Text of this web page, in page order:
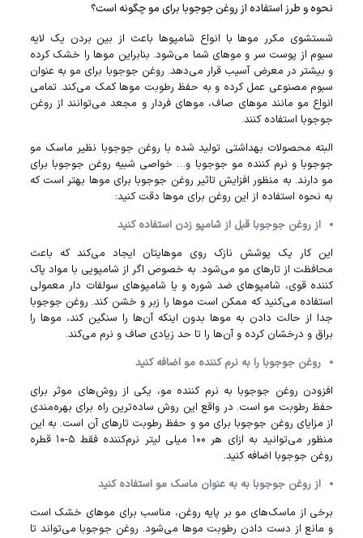
نحوه و طرز استفاده از روغن جوجوبا برای مو‌ چگونه است؟
شستشوی مکرر مو‌ها با انواع شامپو‌ها باعث از بین بردن یک لایه
سبوم از پوست سر و مو‌های شما می‌شود. بنابراین مو‌ها را خشک کرده
و بیشتر در معرض آسیب قرار می‌دهد. روغن جوجوبا برای مو به عنوان
سبوم مصنوعی عمل کرده و به حفظ رطوبت مو‌ها کمک می‌کند. تمامی
انواع مو مانند مو‌های صاف، مو‌های فردار و مجعد می‌توانند از روغن
جوجوبا استفاده کنند.
البته محصولات بهداشتی تولید شده با روغن جوجوبا نظیر ماسک مو
جوجوبا و نرم‌ کننده مو جوجوبا و… خواصی شبیه روغن جوجوبا برای
مو دارند. به منظور افزایش تاثیر روغن جوجوبا برای مو‌ها بهتر است که
به نحوه استفاده از این روغن برای مو‌ها دقت کنید:
از روغن جوجوبا قبل از شامپو زدن استفاده کنید
این کار یک پوشش نازک روی مو‌هایتان ایجاد می‌کند که باعث
محافظت از تار‌های مو می‌شود. به خصوص اگر از شامپویی با مواد پاک‌
کننده قوی، شامپو‌های ضد شوره و یا شامپو‌های سولفات دار معمولی
استفاده می‌کنید که ممکن است مو‌ها را زبر و خشن کند. روغن جوجوبا
جدا از حالت دادن به موها بدون اینکه آن‌ها را سنگین کند، مو‌ها را
براق و درخشان کرده و آن‌ها را تا حد زیادی صاف و نرم می‌کند.
روغن جوجوبا را به نرم‌ کننده مو اضافه کنید
افزودن روغن جوجوبا به نرم‌ کننده مو، یکی از روش‌های موثر برای
حفظ رطوبت مو است. در واقع این روش ساده‌ترین راه برای بهره‌مندی
از مزایای روغن جوجوبا برای مو و حفظ رطوبت تار‌های آن است. به این
منظور می‌توانید به ازای هر ۱۰۰ میلی لیتر نرم‌کننده فقط ۵-۱۰ قطره
روغن جوجوبا اضافه کنید.
از روغن جوجوبا به به عنوان ماسک مو استفاده کنید
برخی از ماسک‌های مو بر پایه روغن، مناسب برای مو‌های خشک است
و مانع از دست دادن رطوبت مو‌ها می‌شود. روغن جوجوبا می‌تواند تا